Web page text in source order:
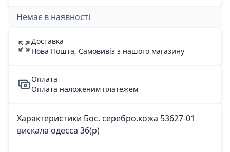
Немає в наявності
Доставка
Нова Пошта, Самовивіз з нашого магазину
Оплата
Оплата наложеним платежем
Характеристики Бос. серебро.кожа 53627-01
вискала одесса 36(р)